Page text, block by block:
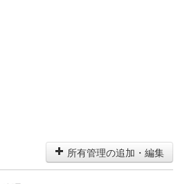
所有管理の追加・編集